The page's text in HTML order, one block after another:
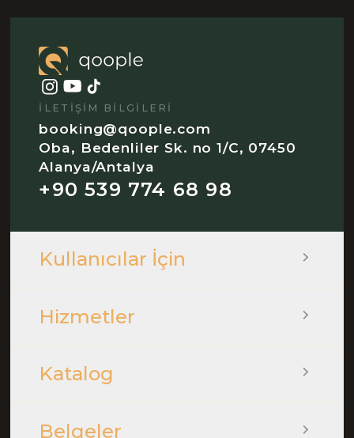
İLETIŞIM BILGILERI
booking@qoople.com
Oba, Bedenliler Sk. no 1/C, 07450
Alanya/Antalya
+90 539 774 68 98
Kullanıcılar İçin
Hizmetler
Katalog
Belgeler